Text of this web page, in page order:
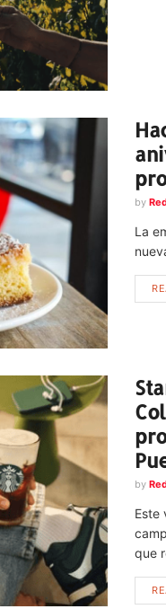
by
La
by
Este
que